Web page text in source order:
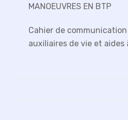
MANOEUVRES EN BTP
Cahier de
auxiliaires de vie et aides